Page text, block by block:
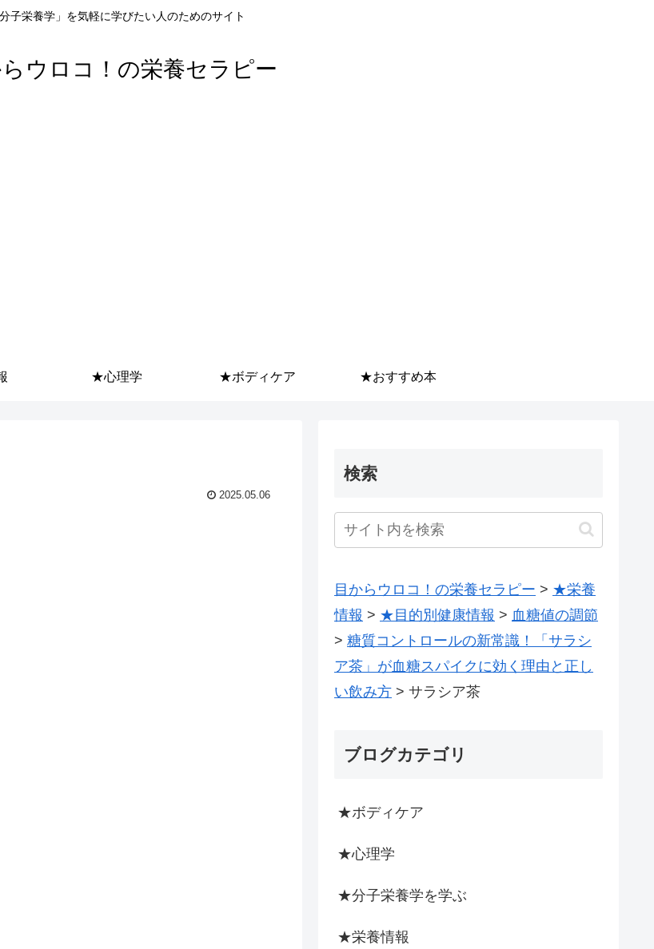
分子栄養学」を気軽に学びたい人のためのサイト
らウロコ！の栄養セラピー
★心理学 ★ボディケア ★おすすめ本
2025.05.06
検索
目からウロコ！の栄養セラピー > ★栄養
情報 > ★目的別健康情報 > 血糖値の調節
> 糖質コントロールの新常識！「サラシ
ア茶」が血糖スパイクに効く理由と正し
い飲み方 > サラシア茶
ブログカテゴリ
★ボディケア
★心理学
★分子栄養学を学ぶ
★栄養情報